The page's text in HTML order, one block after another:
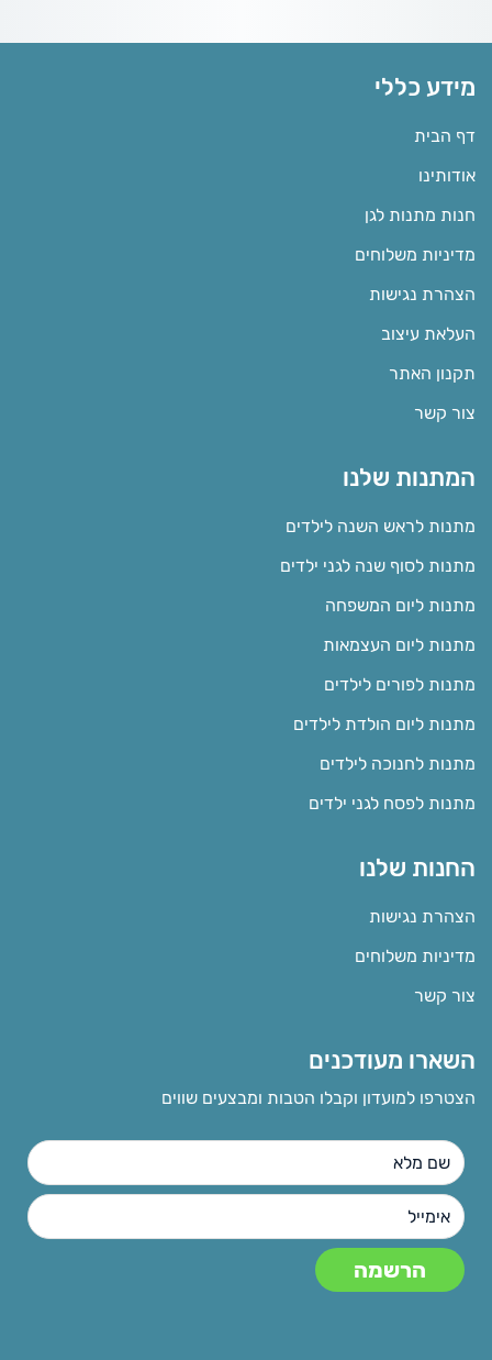
מידע כללי
דף הבית
אודותינו
חנות מתנות לגן
מדיניות משלוחים
הצהרת נגישות
העלאת עיצוב
תקנון האתר
צור קשר
המתנות שלנו
מתנות לראש השנה לילדים
מתנות לסוף שנה לגני ילדים
מתנות ליום המשפחה
מתנות ליום העצמאות
מתנות לפורים לילדים
מתנות ליום הולדת לילדים
מתנות לחנוכה לילדים
מתנות לפסח לגני ילדים
החנות שלנו
הצהרת נגישות
מדיניות משלוחים
צור קשר
השארו מעודכנים
הצטרפו למועדון וקבלו הטבות ומבצעים שווים